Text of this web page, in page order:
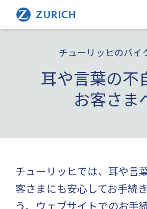
チューリッヒのバイ
耳や言葉の不
お客さま
チューリッヒでは、耳や言
客さまにも安心してお手続
う、ウェブサイトでのお手